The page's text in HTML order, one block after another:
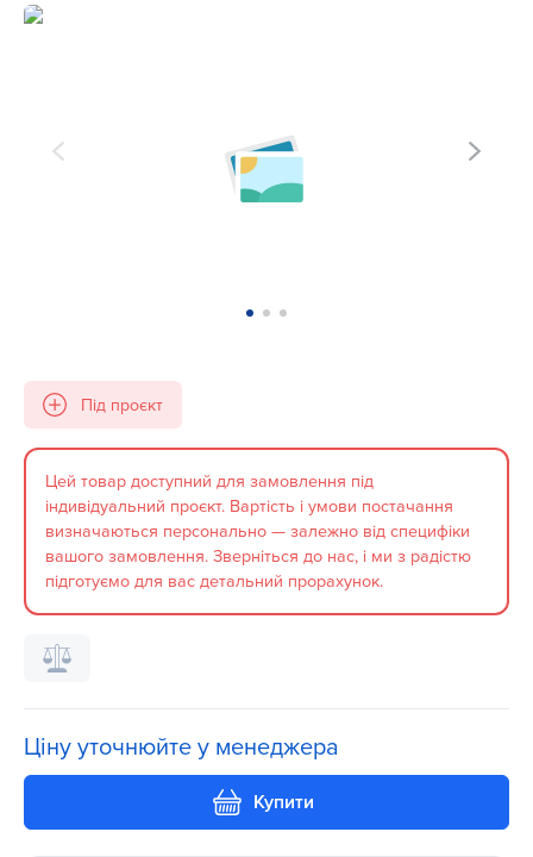
Ручка для тяги Eleiko Cable Connector Bar
Під проєкт
Цей товар доступний для замовлення під
індивідуальний проєкт. Вартість і умови постачання
визначаються персонально — залежно від специфіки
вашого замовлення. Зверніться до нас, і ми з радістю
підготуємо для вас детальний прорахунок.
Ціну уточнюйте у менеджера
Купити